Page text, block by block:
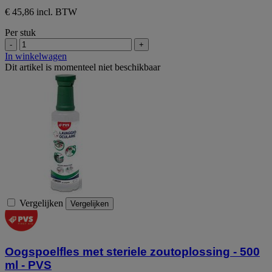
€ 45,86 incl. BTW
Per stuk
- +
In winkelwagen
Dit artikel is momenteel niet beschikbaar
Vergelijken Vergelijken
Oogspoelfles met steriele zoutoplossing - 500
ml - PVS